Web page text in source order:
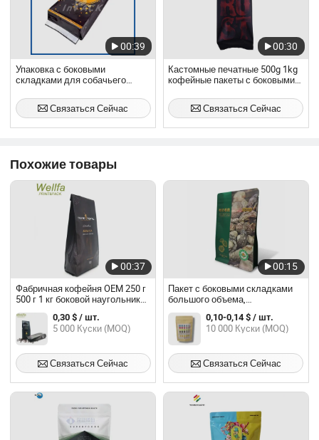
00:39
Упаковка с боковыми
складками для собачьего
сохраняющая свежесть
Связаться Сейчас
00:30
Кастомные печатные 500g 1kg
кофейные пакеты с боковыми
Связаться Сейчас
Похожие товары
00:37
Фабричная кофейня OEM 250 г
500 г 1 кг боковой наугольник
чехол Zip Закройте
специальные пакеты для кофе
чехол UV Упаковка с клапаном
и. Оловянная галстук
0,30 $ / шт.
5 000 Куски (MOQ)
Связаться Сейчас
00:15
Пакет с боковыми складками
большого объема,
штабелируемый дизайн для
хранения сыпучих продуктов и
продуктов в кладовой
0,10-0,14 $ / шт.
10 000 Куски (MOQ)
Связаться Сейчас